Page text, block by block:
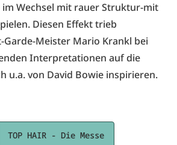
im Wechsel mit rauer Struktur-mit
Diesen Effekt trieb
Garde-Meister Mario Krankl bei
Interpretationen auf die
u.a. von David Bowie inspirieren.
TOP HAIR - Die Messe